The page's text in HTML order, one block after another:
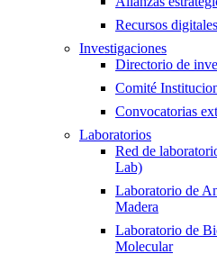
Recursos digitales
Investigaciones
Directorio de
Comité
Convocatorias
Laboratorios
Red de
Lab)
Laboratorio de
Madera
Laboratorio de
Molecular